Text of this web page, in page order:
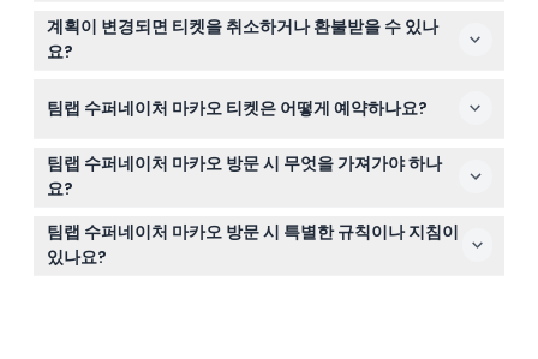
네, 3세 미만 어린이는 무료 입장이며, 13세 미만 어린이는
반드시 성인 동반하에 입장해야 합니다. 한 명의 성인이 최
대 네 명의 어린이를 감독할 수 있습니다.
계획이 변경되면 티켓을 취소하거나 환불받을 수 있나
요?
확실히 세우시기 바랍니다.
팀랩 수퍼네이처 마카오 티켓은 어떻게 예약하나요?
이 웹사이트에서 원하는 날짜와 시간의 가능 여부를 확인하
면서 쉽게 온라인으로 티켓을 예약할 수 있습니다.
팀랩 수퍼네이처 마카오 방문 시 무엇을 가져가야 하나
요?
여러 고도와 구역을 탐험하며 많이 걷게 되니 편한 신발을
신으시고, 멋진 인터랙티브 전시를 촬영할 수 있도록 카메
라나 스마트폰을 지참하세요.
팀랩 수퍼네이처 마카오 방문 시 특별한 규칙이나 지침이
있나요?